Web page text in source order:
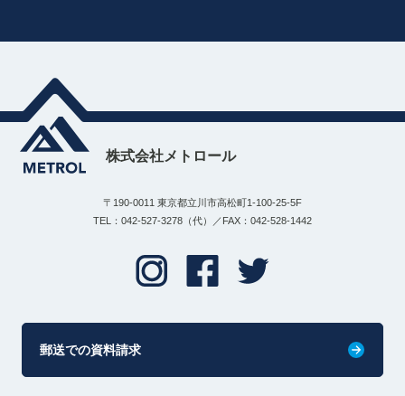
株式会社メトロール
〒190-0011 東京都立川市高松町1-100-25-5F
TEL：042-527-3278（代）／FAX：042-528-1442
郵送での資料請求